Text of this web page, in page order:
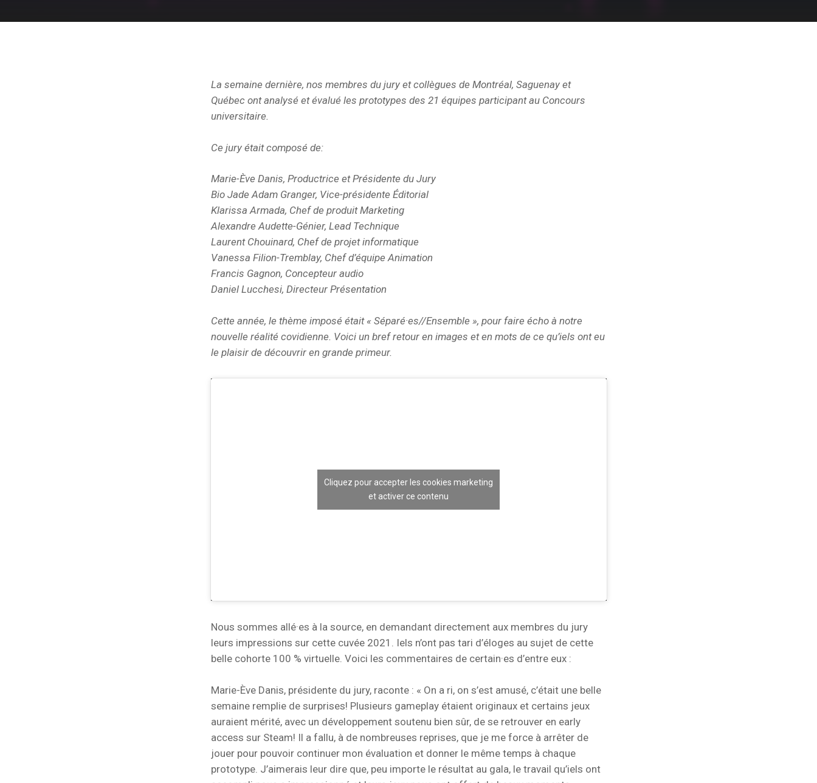
La semaine dernière, nos membres du jury et collègues de Montréal, Saguenay et
Québec ont analysé et évalué les prototypes des 21 équipes participant au Concours
universitaire.
Ce jury était composé de:
Marie-Ève Danis, Productrice et Présidente du Jury
Bio Jade Adam Granger, Vice-présidente Éditorial
Klarissa Armada, Chef de produit Marketing
Alexandre Audette-Génier, Lead Technique
Laurent Chouinard, Chef de projet informatique
Vanessa Filion-Tremblay, Chef d’équipe Animation
Francis Gagnon, Concepteur audio
Daniel Lucchesi, Directeur Présentation
Cette année, le thème imposé était « Séparé·es//Ensemble », pour faire écho à notre
nouvelle réalité covidienne. Voici un bref retour en images et en mots de ce qu’iels ont eu
le plaisir de découvrir en grande primeur.
Cliquez pour accepter les cookies marketing
et activer ce contenu
Nous sommes allé·es à la source, en demandant directement aux membres du jury
leurs impressions sur cette cuvée 2021. Iels n’ont pas tari d’éloges au sujet de cette
belle cohorte 100 % virtuelle. Voici les commentaires de certain·es d’entre eux :
Marie-Ève Danis, présidente du jury, raconte : « On a ri, on s’est amusé, c’était une belle
semaine remplie de surprises! Plusieurs gameplay étaient originaux et certains jeux
auraient mérité, avec un développement soutenu bien sûr, de se retrouver en early
access sur Steam! Il a fallu, à de nombreuses reprises, que je me force à arrêter de
jouer pour pouvoir continuer mon évaluation et donner le même temps à chaque
prototype. J’aimerais leur dire que, peu importe le résultat au gala, le travail qu’iels ont